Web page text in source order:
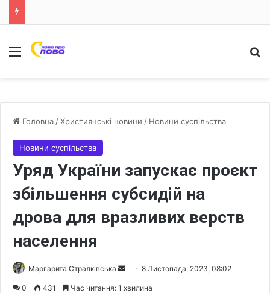
Меню
Головна /Християнські новини / Новини суспільства
Новини суспільства
Уряд України запускає проєкт
збільшення субсидій на
дрова для вразливих верств
населення
Маргарита Стралківська 8 Листопада, 2023, 08:02
0 431 Час читання: 1 хвилина